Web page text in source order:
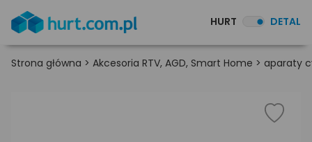
HURT DETAL
Strona główna > Akcesoria RTV, AGD, Smart Home > aparaty